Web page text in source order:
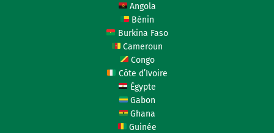
Angola
Bénin
Burkina Faso
Cameroun
Congo
Côte d’Ivoire
Égypte
Gabon
Ghana
Guinée